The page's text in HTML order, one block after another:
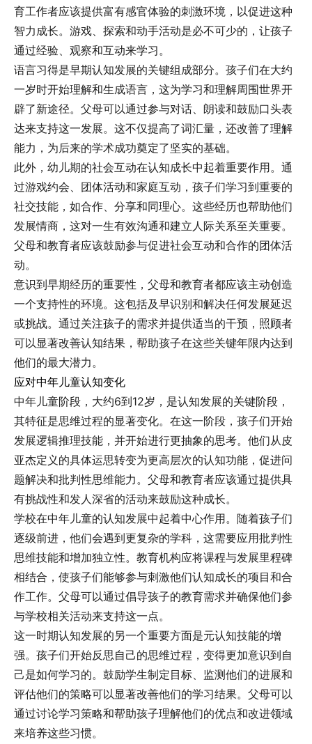
育工作者应该提供富有感官体验的刺激环境，以促进这种
智力成长。游戏、探索和动手活动是必不可少的，让孩子
通过经验、观察和互动来学习。
语言习得是早期认知发展的关键组成部分。孩子们在大约
一岁时开始理解和生成语言，这为学习和理解周围世界开
辟了新途径。父母可以通过参与对话、朗读和鼓励口头表
达来支持这一发展。这不仅提高了词汇量，还改善了理解
能力，为后来的学术成功奠定了坚实的基础。
此外，幼儿期的社会互动在认知成长中起着重要作用。通
过游戏约会、团体活动和家庭互动，孩子们学习到重要的
社交技能，如合作、分享和同理心。这些经历也帮助他们
发展情商，这对一生有效沟通和建立人际关系至关重要。
父母和教育者应该鼓励参与促进社会互动和合作的团体活
动。
意识到早期经历的重要性，父母和教育者都应该主动创造
一个支持性的环境。这包括及早识别和解决任何发展延迟
或挑战。通过关注孩子的需求并提供适当的干预，照顾者
可以显著改善认知结果，帮助孩子在这些关键年限内达到
他们的最大潜力。
应对中年儿童认知变化
中年儿童阶段，大约6到12岁，是认知发展的关键阶段，
其特征是思维过程的显著变化。在这一阶段，孩子们开始
发展逻辑推理技能，并开始进行更抽象的思考。他们从皮
亚杰定义的具体运思转变为更高层次的认知功能，促进问
题解决和批判性思维能力。父母和教育者应该通过提供具
有挑战性和发人深省的活动来鼓励这种成长。
学校在中年儿童的认知发展中起着中心作用。随着孩子们
逐级前进，他们会遇到更复杂的学科，这需要应用批判性
思维技能和增加独立性。教育机构应将课程与发展里程碑
相结合，使孩子们能够参与刺激他们认知成长的项目和合
作工作。父母可以通过倡导孩子的教育需求并确保他们参
与学校相关活动来支持这一点。
这一时期认知发展的另一个重要方面是元认知技能的增
强。孩子们开始反思自己的思维过程，变得更加意识到自
己是如何学习的。鼓励学生制定目标、监测他们的进展和
评估他们的策略可以显著改善他们的学习结果。父母可以
通过讨论学习策略和帮助孩子理解他们的优点和改进领域
来培养这些习惯。